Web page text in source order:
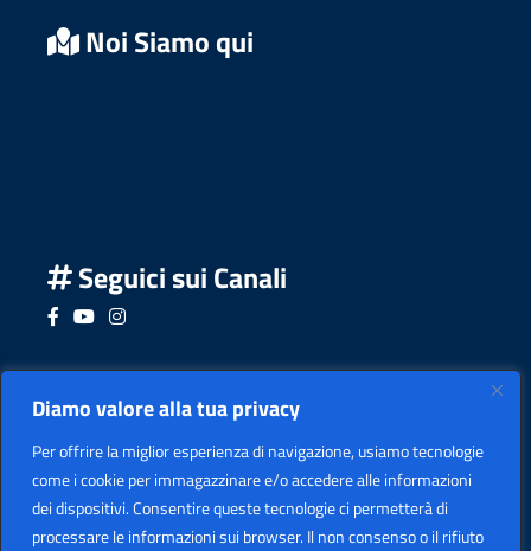
Diamo valore alla tua privacy
Per offrire la miglior esperienza di navigazione, usiamo tecnologie
come i cookie per immagazzinare e/o accedere alle informazioni
dei dispositivi. Consentire queste tecnologie ci permetterà di
processare le informazioni sui browser. Il non consenso o il rifiuto
Noi Siamo qui
Seguici sui Canali
Seguici su Facebook
Seguici su YouTube
Seguici su Instagram